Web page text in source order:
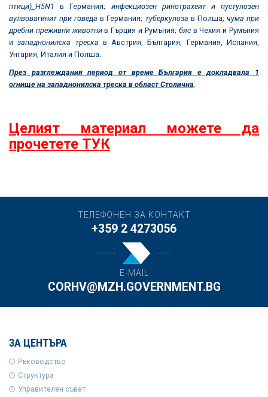
птици)_ H5N1 в Германия; инфекциозен ринотрахеит и пустулозен
вулвовагинит при говеда в Германия; туберкулоза в Полша; чума при
дребни преживни животнив Гърция и Румъния; бясв Чехия и Румъния
изападнонилска треска в Австрия, България, Германия, Испания,
Унгария, Италия и Полша.
През разглеждания период от време България е докладвала 1
огнище на западнонилска треска в област Столична
Целият материал можете да
прочетете ТУК
ТЕЛЕФОНЕН ЗА КОНТАКТ
+359 2 4273056
E-MAIL
CORHV@MZH.GOVERNMENT.BG
ЗА ЦЕНТЪРА
Ръководство
Структура
Управителен съвет